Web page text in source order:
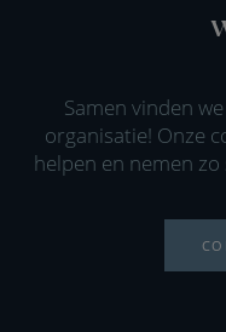
Samen vinden
organisatie! Onze
helpen en nemen